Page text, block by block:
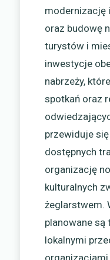
modernizację
oraz budowę
turystów i
inwestycje
nabrzeży,
spotkań oraz
przewiduje
dostępnych
organizację
kulturalnych
żeglarstwem.
planowane są
lokalnymi